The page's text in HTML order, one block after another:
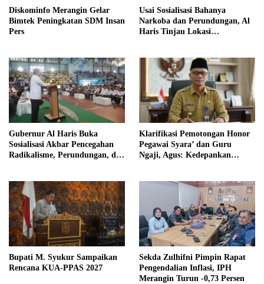
Diskominfo Merangin Gelar
Bimtek Peningkatan SDM Insan
Pers
Usai Sosialisasi Bahanya
Narkoba dan Perundungan, Al
Haris Tinjau Lokasi
Gubernur Al Haris Buka
Sosialisasi Akbar Pencegahan
Radikalisme, Perundungan, dan
Klarifikasi Pemotongan Honor
Pegawai Syara’ dan Guru
Ngaji, Agus: Kedepankan
Bupati M. Syukur Sampaikan
Rencana KUA-PPAS 2027
Sekda Zulhifni Pimpin Rapat
Pengendalian Inflasi, IPH
Merangin Turun -0,73 Persen